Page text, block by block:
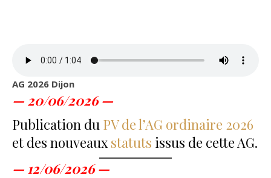
AG 2026 Dijon
— 20/06/2026 —
Publication du PV de l’AG ordinaire 2026
et des nouveaux statuts issus de cette AG.
— 12/06/2026 —